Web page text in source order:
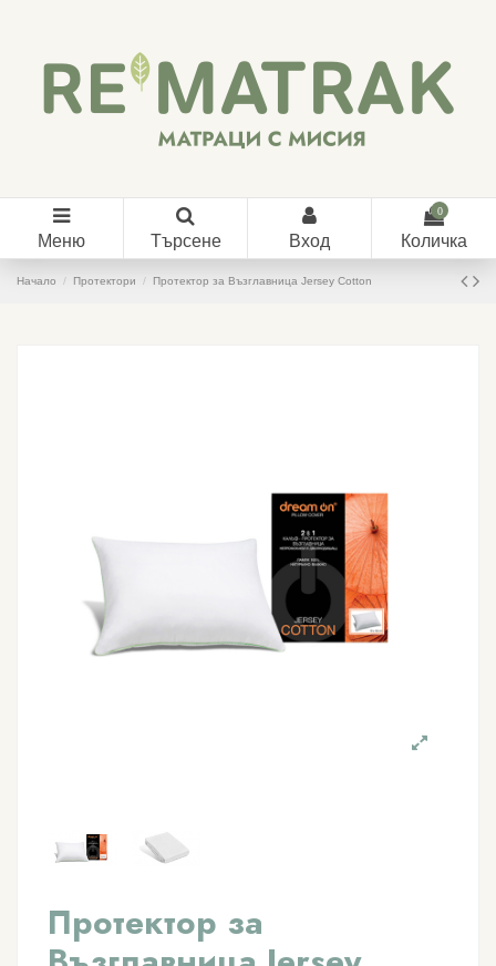
Меню Търсене Вход
0
Количка
Начало Протектори Протектор за Възглавница Jersey Cotton
Протектор за